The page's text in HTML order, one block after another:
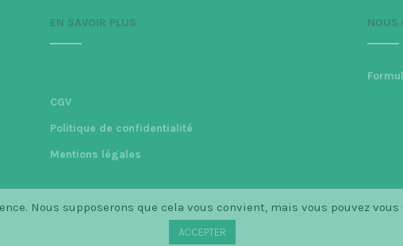
EN SAVOIR PLUS
CGV
Politique de confidentialité
Mentions légales
NOUS
© SINCE 2014 LA PETITE SCANDINAVE / LOGO BY CHRISTINECLEMMENSEN.DK
Nous supposerons que cela vous convient, mais vous pouvez
ACCEPTER